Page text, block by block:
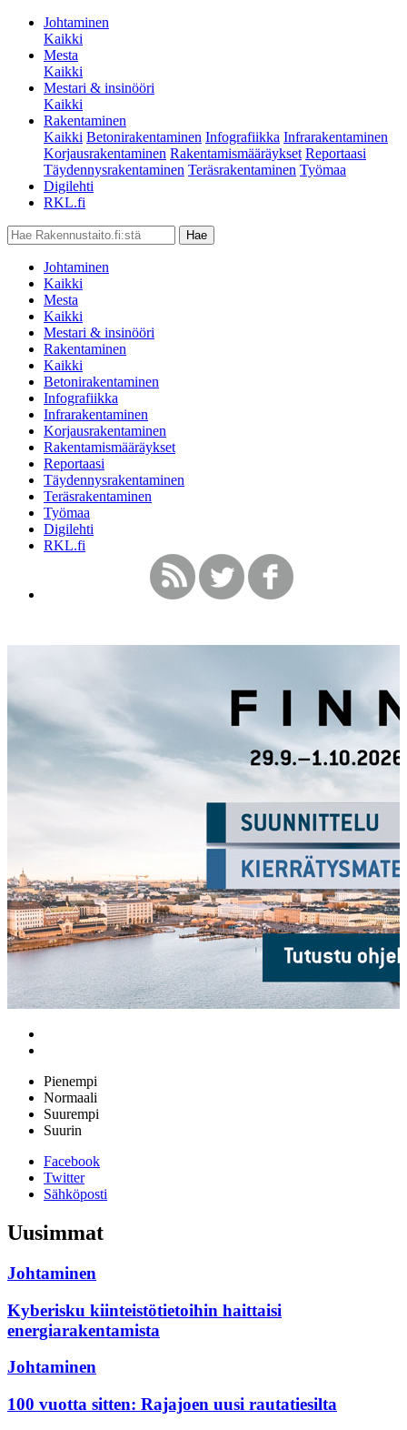
Johtaminen
Kaikki
Mesta
Kaikki
Mestari & insinööri
Kaikki
Rakentaminen
Kaikki Betonirakentaminen Infografiikka Infrarakentaminen
Korjausrakentaminen Rakentamismääräykset Reportaasi
Täydennysrakentaminen Teräsrakentaminen Työmaa
Digilehti
RKL.fi
Johtaminen
Kaikki
Mesta
Kaikki
Mestari & insinööri
Rakentaminen
Kaikki
Betonirakentaminen
Infografiikka
Infrarakentaminen
Korjausrakentaminen
Rakentamismääräykset
Reportaasi
Täydennysrakentaminen
Teräsrakentaminen
Työmaa
Digilehti
RKL.fi
Pienempi
Normaali
Suurempi
Suurin
Facebook
Twitter
Sähköposti
Uusimmat
Johtaminen
Kyberisku kiinteistötietoihin haittaisi
energiarakentamista
Johtaminen
100 vuotta sitten: Rajajoen uusi rautatiesilta